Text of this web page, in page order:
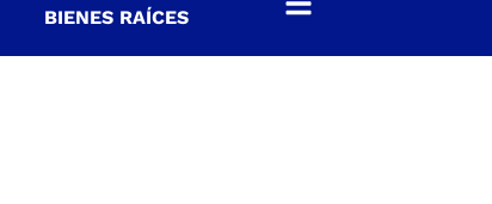
BIENES RAÍCES